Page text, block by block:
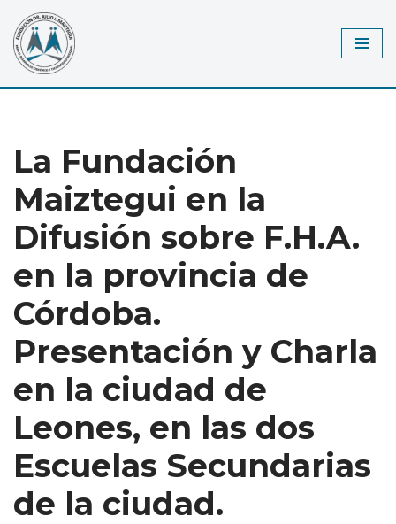
Saltar
al
contenido
La Fundación
Maiztegui en la
Difusión sobre F.H.A.
en la provincia de
Córdoba.
Presentación y Charla
en la ciudad de
Leones, en las dos
Escuelas Secundarias
de la ciudad.